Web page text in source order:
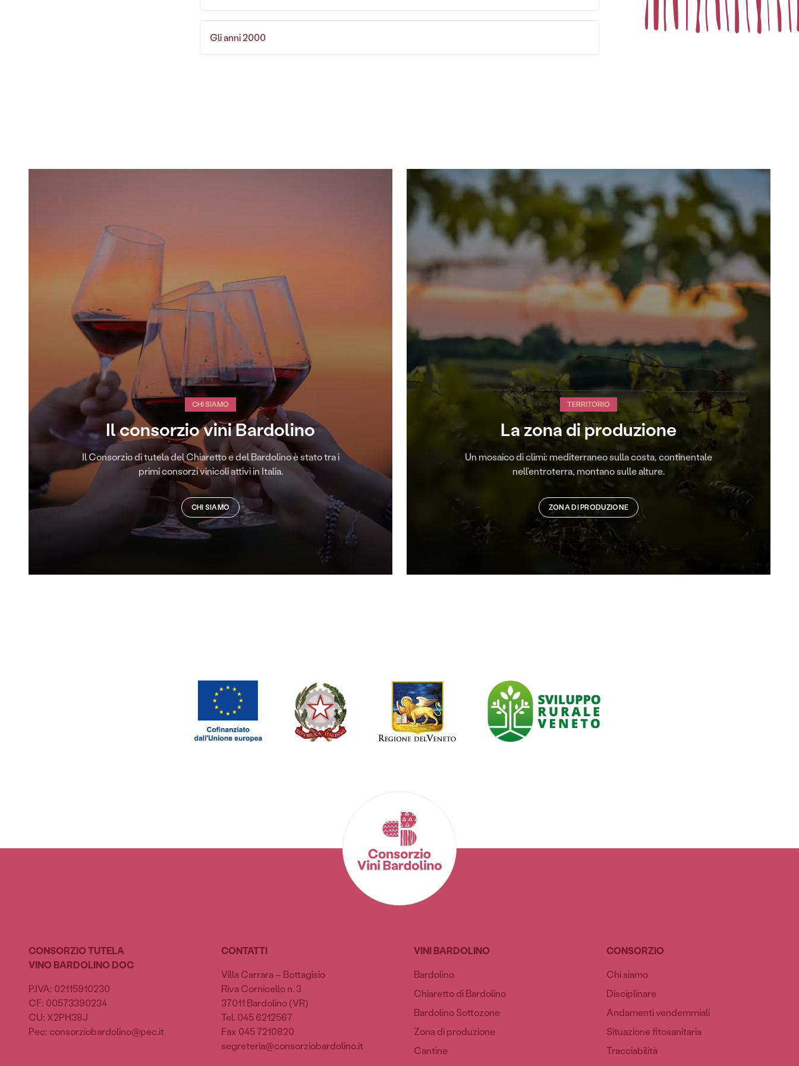
Gli anni 2000
CHI SIAMO
Il consorzio vini Bardolino
Il Consorzio di tutela del Chiaretto e del Bardolino è stato tra i
primi consorzi vinicoli attivi in Italia.
CHI SIAMO
TERRITORIO
La zona di produzione
Un mosaico di climi: mediterraneo sulla costa, continentale
nell’entroterra, montano sulle alture.
ZONA DI PRODUZIONE
CONSORZIO TUTELA
VINO BARDOLINO DOC
P.IVA: 02115910230
CF: 00573390234
CU: X2PH38J
Pec: consorziobardolino@pec.it
CONTATTI
Villa Carrara – Bottagisio
Riva Cornicello n. 3
37011 Bardolino (VR)
Tel. 045 6212567
Fax 045 7210820
segreteria@consorziobardolino.it
VINI BARDOLINO
Bardolino
Chiaretto di Bardolino
Bardolino Sottozone
Zona di produzione
Cantine
CONSORZIO
Chi siamo
Disciplinare
Andamenti vendemmiali
Situazione fitosanitaria
Tracciabilità